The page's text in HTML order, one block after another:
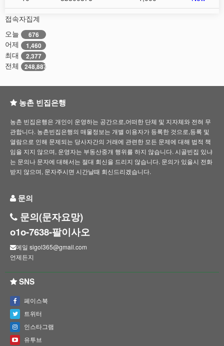
접속자집계
오늘
676
어제 1,460
최대 2,377
전체 248,887
농촌 빈집은행
농촌 빈집은행은 개인이 운영하는 공간으로,어떠한 단체 및 지자체와 전혀 무
관합니다. 농촌빈집은행의 매물정보는 개별 이용자가 등록한 것으로,등록 및
열람으로 인해 문제되는 당사자간의 거래에 관련한 모든 문제에 대해 법적 책
임을 지지 않으며, 운영자는 부동산중개 행위를 하지 않습니다. 시골빈집 있냐
는 문의나 문자에 대해서는 절대 회신을 드리지 않습니다. 문의가 있을시 전화
받지 않으며, 문자주시면 시간날때 회신드리겠습니다.
문의
문의(문자요망)
o1o-7638-팔이사오
메일 sigol365@gmail.com
언제든지
SNS
페이스북
트위터
인스타그램
유투브